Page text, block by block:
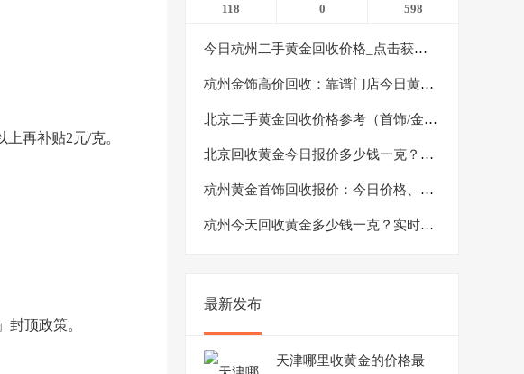
上再补贴2元/克。
封顶政策。
118
0
598
今日杭州二手黄金回收价格_点击获取实时克价，免费上门，高价回收
杭州金饰高价回收：靠谱门店今日黄金首饰回收价格，免费估价
北京二手黄金回收价格参考（首饰/金条）一克卖多少？避坑必看！
北京回收黄金今日报价多少钱一克？实时金价查询
杭州黄金首饰回收报价：今日价格、计算方式与免费鉴定流程
杭州今天回收黄金多少钱一克？实时报价查询
最新发布
天津哪里收黄金的价格最